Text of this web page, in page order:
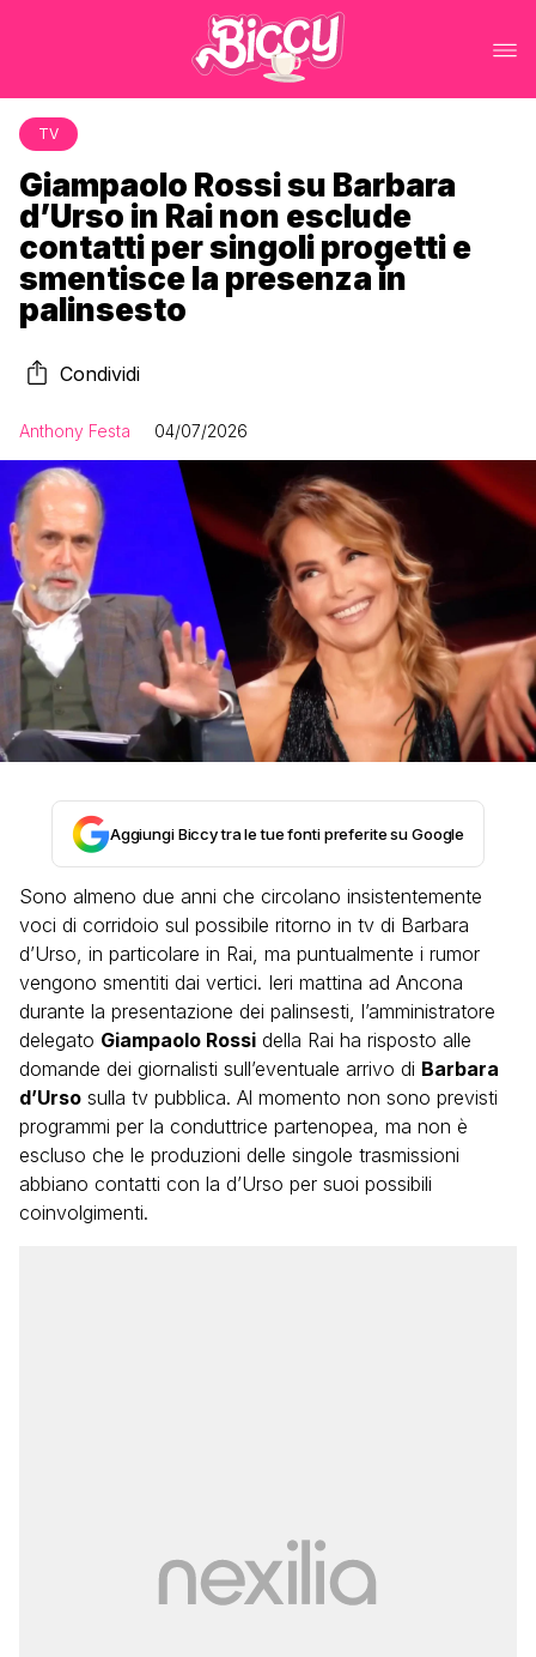
TV
Giampaolo Rossi su Barbara
d’Urso in Rai non esclude
contatti per singoli progetti e
smentisce la presenza in
palinsesto
Condividi
Anthony Festa 04/07/2026
Aggiungi Biccy tra le tue fonti preferite su Google
Sono almeno due anni che circolano insistentemente
voci di corridoio sul possibile ritorno in tv di Barbara
d’Urso, in particolare in Rai, ma puntualmente i rumor
vengono smentiti dai vertici. Ieri mattina ad Ancona
durante la presentazione dei palinsesti, l’amministratore
delegato Giampaolo Rossi della Rai ha risposto alle
domande dei giornalisti sull’eventuale arrivo di Barbara
d’Urso sulla tv pubblica. Al momento non sono previsti
programmi per la conduttrice partenopea, ma non è
escluso che le produzioni delle singole trasmissioni
abbiano contatti con la d’Urso per suoi possibili
coinvolgimenti.